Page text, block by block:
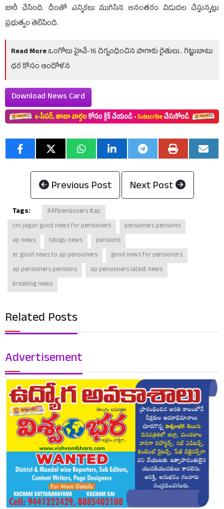
జారీ చేసింది. దీంతో ఎన్నికలు ముగిసిన అనంతరం విడుదల చేస్తున్నట్లు
ప్రభుత్వం తెలిపింది.
Read Moreఒంగోలు హైవే-16 దిగ్బంధించిన పొగాకు రైతులు.. గిట్టుబాటు
ధర కోసం ఆందోళన
Download News Card
Previous Post Next Post
Tags:
#APpensioners #ap
cm jagan good news for pensioners
pensioners pensions
ap news
telugu news
pensions
ec good news to ap pensioners
good news for pensioners
ap pensioners pensions
ap pensioners latest news
breaking news
Related Posts
Advertisement